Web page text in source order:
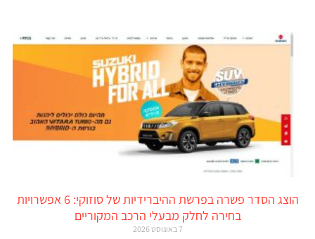
הוצג הסדר פשרה בפרשת ההיברידיות של סוזוקי: 6 אפשרויות
בחירה לחלק מבעלי הרכב המקוריים
7 באוגוסט 2026